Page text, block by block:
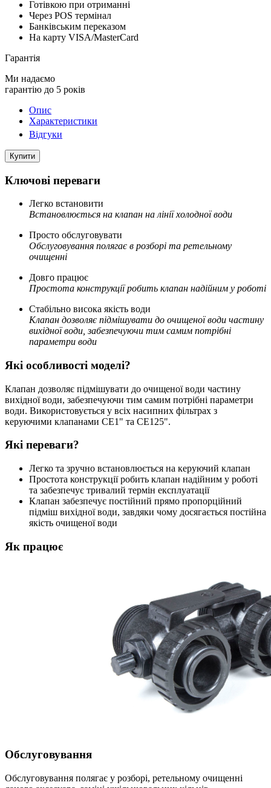
Готівкою при отриманні
Через POS термінал
Банківським переказом
На карту VISA/MasterCard
Гарантія
Ми надаємо
гарантію до 5 років
Опис
Характеристики
Відгуки
Купити
Ключові переваги
Легко встановити
Встановлюється на клапан на лінії холодної води
Просто обслуговувати
Обслуговування полягає в розборі та ретельному
очищенні
Довго працює
Простота конструкції робить клапан надійним у роботі
Стабільно висока якість води
Клапан дозволяє підмішувати до очищеної води частину
вихідної води, забезпечуючи тим самим потрібні
параметри води
Які особливості моделі?
Клапан дозволяє підмішувати до очищеної води частину
вихідної води, забезпечуючи тим самим потрібні параметри
води. Використовується у всіх насипних фільтрах з
керуючими клапанами СЕ1" та СЕ125".
Які переваги?
Легко та зручно встановлюється на керуючий клапан
Простота конструкції робить клапан надійним у роботі
та забезпечує тривалий термін експлуатації
Клапан забезпечує постійний прямо пропорційний
підміш вихідної води, завдяки чому досягається постійна
якість очищеної води
Як працює
Обслуговування
Обслуговування полягає у розборі, ретельному очищенні